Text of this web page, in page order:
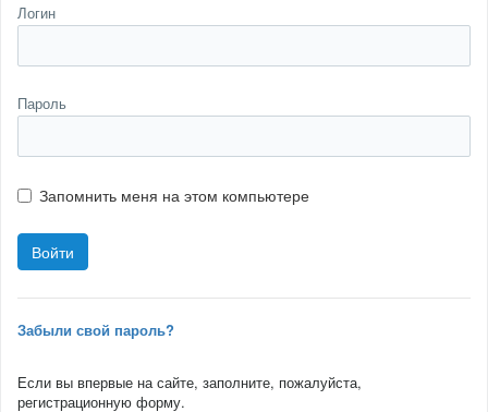
Логин
Пароль
Запомнить меня на этом компьютере
Забыли свой пароль?
Если вы впервые на сайте, заполните, пожалуйста,
регистрационную форму.